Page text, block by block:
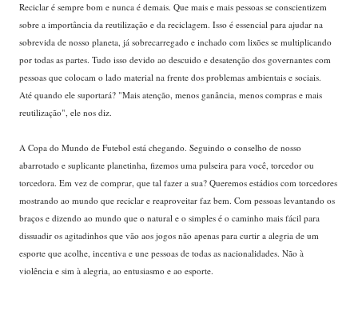
Reciclar é sempre bom e nunca é demais. Que mais e mais pessoas se conscientizem
sobre a importância da reutilização e da reciclagem. Isso é essencial para ajudar na
sobrevida de nosso planeta, já sobrecarregado e inchado com lixões se multiplicando
por todas as partes. Tudo isso devido ao descuido e desatenção dos governantes com
pessoas que colocam o lado material na frente dos problemas ambientais e sociais.
Até quando ele suportará? "Mais atenção, menos ganância, menos compras e mais
reutilização", ele nos diz.
A Copa do Mundo de Futebol está chegando. Seguindo o conselho de nosso
abarrotado e suplicante planetinha, fizemos uma pulseira para você, torcedor ou
torcedora. Em vez de comprar, que tal fazer a sua? Queremos estádios com torcedores
mostrando ao mundo que reciclar e reaproveitar faz bem. Com pessoas levantando os
braços e dizendo ao mundo que o natural e o simples é o caminho mais fácil para
dissuadir os agitadinhos que vão aos jogos não apenas para curtir a alegria de um
esporte que acolhe, incentiva e une pessoas de todas as nacionalidades. Não à
violência e sim à alegria, ao entusiasmo e ao esporte.